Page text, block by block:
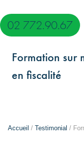
02 772.90.67
Formation sur
en fiscalité
Accueil / Testimonial /